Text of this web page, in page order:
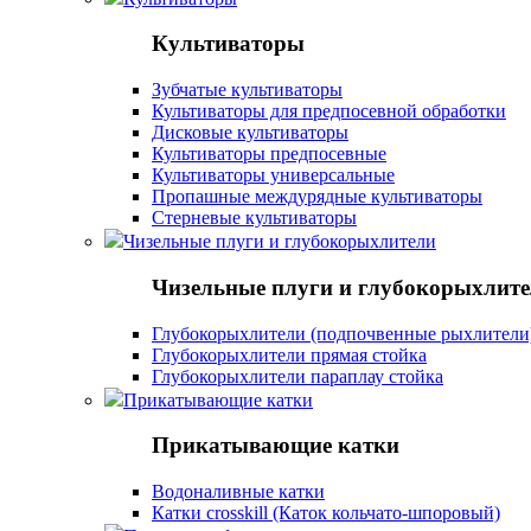
Культиваторы
Зубчатые культиваторы
Культиваторы для предпосевной обработки
Дисковые культиваторы
Культиваторы предпосевные
Культиваторы универсальные
Пропашные междурядные культиваторы
Стерневые культиваторы
Чизельные плуги и глубокорыхлители
Чизельные плуги и
Глубокорыхлители (подпочвенные
Глубокорыхлители прямая стойка
Глубокорыхлители параплау стойка
Прикатывающие катки
Прикатывающие катки
Водоналивные катки
Катки crosskill (Каток кольчато-шпоровый)